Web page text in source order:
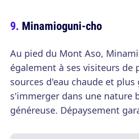
Minamioguni-cho
Au pied du Mont Aso,
également à ses visiteurs de
sources d'eau chaude et
s'immerger dans une nature
généreuse. Dépaysement